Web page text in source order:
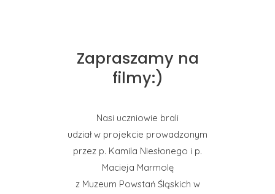
Zapraszamy na
filmy:)
Nasi uczniowie brali
udział w projekcie prowadzonym
przez p. Kamila Niesłonego i p.
Macieja Marmolę
z Muzeum Powstań Śląskich w